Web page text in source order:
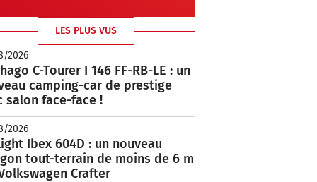
LES PLUS VUS
2026
C-Tourer I 146 FF-RB-LE : un
camping-car de prestige
salon face-face !
2026
Ibex 604D : un nouveau
tout-terrain de moins de 6 m
Crafter